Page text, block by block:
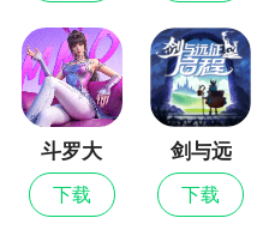
喜欢玩，现在都不知道怎
2、不仅可以单人游
战，不管你在什么地方
升级玩法，让你乐趣多多
3、很多人都爱玩它
斗罗大
陆：猎魂
世界
下载
剑与远
征：启程
下载